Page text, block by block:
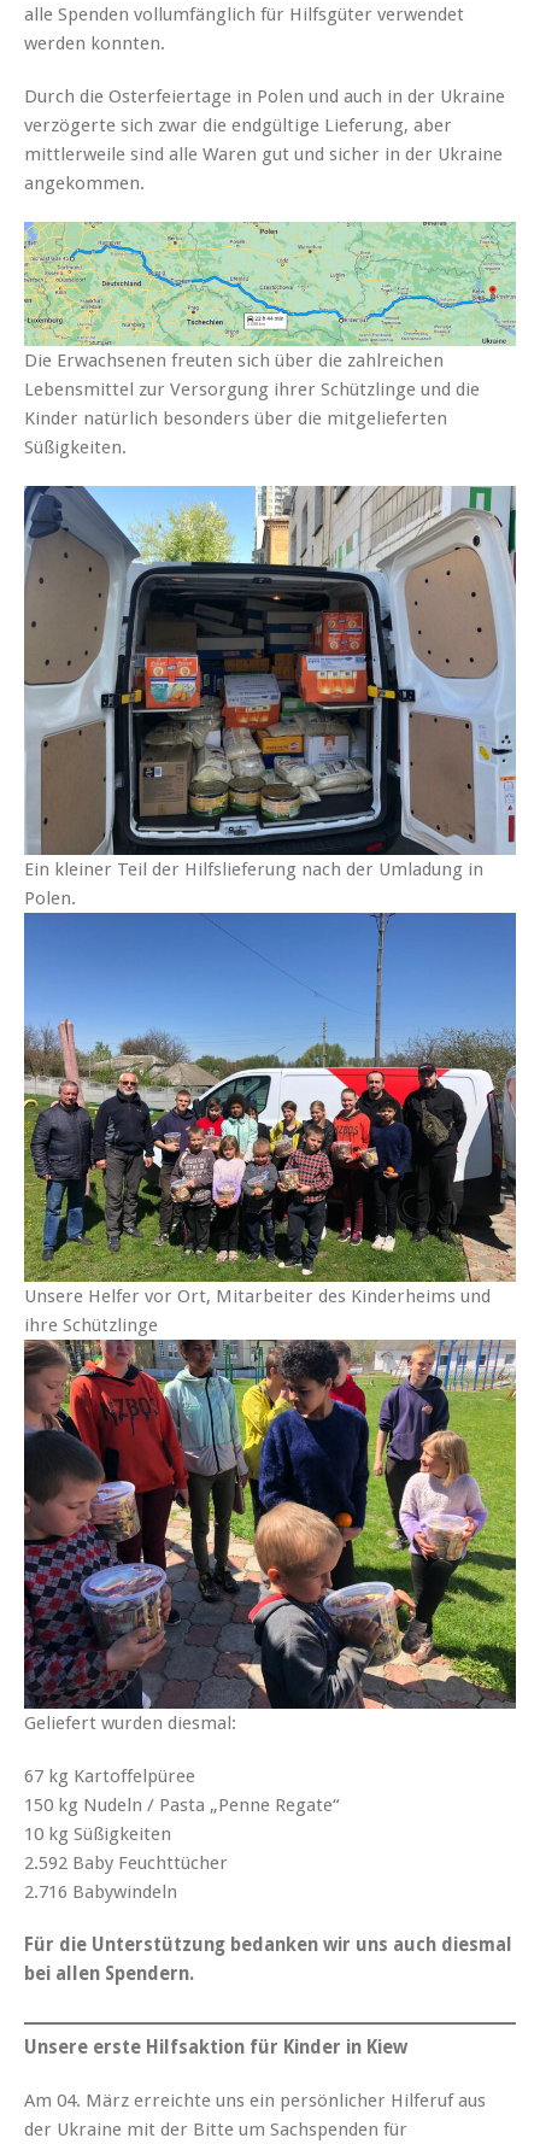
alle Spenden vollumfänglich für Hilfsgüter verwendet
werden konnten.
Durch die Osterfeiertage in Polen und auch in der Ukraine
verzögerte sich zwar die endgültige Lieferung, aber
mittlerweile sind alle Waren gut und sicher in der Ukraine
angekommen.
Die Erwachsenen freuten sich über die zahlreichen
Lebensmittel zur Versorgung ihrer Schützlinge und die
Kinder natürlich besonders über die mitgelieferten
Süßigkeiten.
Ein kleiner Teil der Hilfslieferung nach der Umladung in
Polen.
Unsere Helfer vor Ort, Mitarbeiter des Kinderheims und
ihre Schützlinge
Geliefert wurden diesmal:
67 kg Kartoffelpüree
150 kg Nudeln / Pasta „Penne Regate“
10 kg Süßigkeiten
2.592 Baby Feuchttücher
2.716 Babywindeln
Für die Unterstützung bedanken wir uns auch diesmal
bei allen Spendern.
Unsere erste Hilfsaktion für Kinder in Kiew
Am 04. März erreichte uns ein persönlicher Hilferuf aus
der Ukraine mit der Bitte um Sachspenden für